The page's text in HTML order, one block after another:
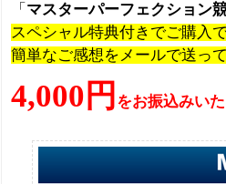
「 マスターパーフェクション
スペシャル特典付きでご購入
簡単なご感想をメールで送っ
4,000円 をお振込みいた